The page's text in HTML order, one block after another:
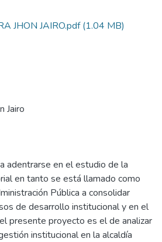
JHON JAIRO.pdf(1.04 MB)
Jairo
adentrarse en el estudio de la
en tanto se está llamado como
Pública a consolidar
de desarrollo institucional y en el
presente proyecto es el de analizar
institucional en la alcaldía